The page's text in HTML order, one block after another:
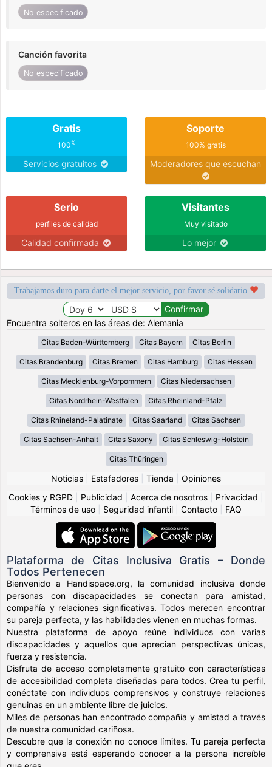
No especificado
Canción favorita
No especificado
Gratis
100%
Servicios gratuitos
Soporte
100% gratis
Moderadores que escuchan
Serio
perfiles de calidad
Calidad confirmada
Visitantes
Muy visitado
Lo mejor
Trabajamos duro para darte el mejor servicio, por favor sé solidario
Encuentra solteros en las áreas de: Alemania
Citas Baden-Württemberg Citas Bayern Citas Berlin
Citas Brandenburg Citas Bremen Citas Hamburg Citas Hessen
Citas Mecklenburg-Vorpommern Citas Niedersachsen
Citas Nordrhein-Westfalen Citas Rheinland-Pfalz
Citas Rhineland-Palatinate Citas Saarland Citas Sachsen
Citas Sachsen-Anhalt Citas Saxony Citas Schleswig-Holstein
Citas Thüringen
Noticias Estafadores Tienda
Opiniones
Cookies y RGPD
Publicidad Acerca de nosotros Privacidad
Términos de uso
Seguridad infantil Contacto FAQ
Plataforma de Citas Inclusiva Gratis – Donde
Todos Pertenecen
Bienvenido a Handispace.org, la comunidad inclusiva donde
personas con discapacidades se conectan para amistad,
compañía y relaciones significativas. Todos merecen encontrar
su pareja perfecta, y las habilidades vienen en muchas formas.
Nuestra plataforma de apoyo reúne individuos con varias
discapacidades y aquellos que aprecian perspectivas únicas,
fuerza y resistencia.
Disfruta de acceso completamente gratuito con características
de accesibilidad completa diseñadas para todos. Crea tu perfil,
conéctate con individuos comprensivos y construye relaciones
genuinas en un ambiente libre de juicios.
Miles de personas han encontrado compañía y amistad a través
de nuestra comunidad cariñosa.
Descubre que la conexión no conoce límites. Tu pareja perfecta
y comprensiva está esperando conocer a la persona increíble